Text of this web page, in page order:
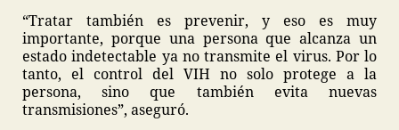
“Tratar también es prevenir, y eso es muy
importante, porque una persona que alcanza un
estado indetectable ya no transmite el virus. Por lo
tanto, el control del VIH no solo protege a la
persona, sino que también evita nuevas
transmisiones”, aseguró.